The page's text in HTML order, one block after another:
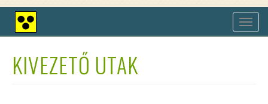
Nagy
kontrasztú
KIVEZETŐ UTAK